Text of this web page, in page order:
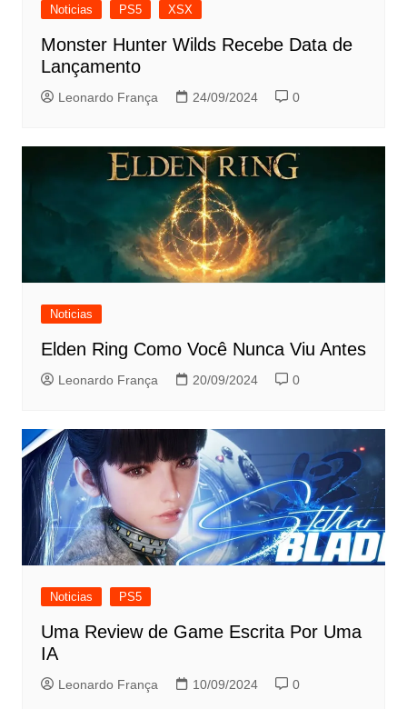
Noticias PS5 XSX
Monster Hunter Wilds Recebe Data de
Lançamento
Leonardo França 24/09/2024 0
Noticias
Elden Ring Como Você Nunca Viu Antes
Leonardo França 20/09/2024 0
Noticias PS5
Uma Review de Game Escrita Por Uma
IA
Leonardo França 10/09/2024 0